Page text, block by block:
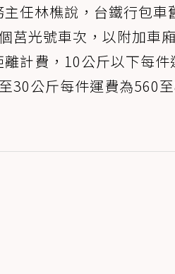
任林樵說，台鐵行包
莒光號車次，以附加車
計費，10公斤以下每
30公斤每件運費為560